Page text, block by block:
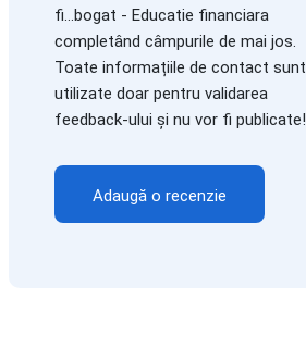
fi...bogat - Educatie financiara
completând câmpurile de mai jos.
Toate informațiile de contact sunt
utilizate doar pentru validarea
feedback-ului și nu vor fi publicate!
Adaugă o recenzie